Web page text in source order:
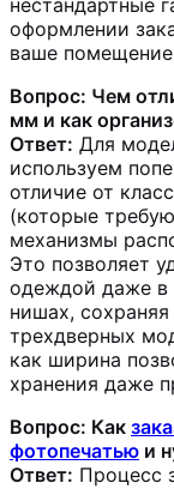
нестандартные
оформлении
ваше
Вопрос: Чем
мм и как
Ответ: Для
используем
отличие от
(которые
механизмы
Это позволяет
одеждой даже в
нишах,
трехдверных
как ширина
хранения даже
Вопрос: Как
фотопечатью и
Ответ: Процесс